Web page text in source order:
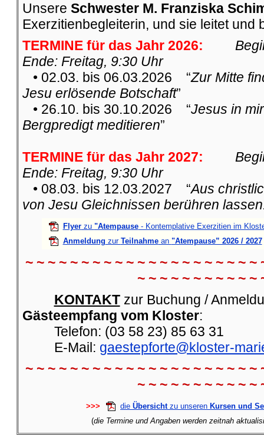
Unsere Schwester M. Franziska
Exerzitienbegleiterin, und sie leitet und
TERMINE für das Jahr 2026:
Ende: Freitag, 9:30 Uhr
• 02.03. bis 06.03.2026 “Zur Mitte
Jesu erlösende Botschaft”
• 26.10. bis 30.10.2026 “Jesus in
Bergpredigt meditieren”
TERMINE für das Jahr 2027:
Ende: Freitag, 9:30 Uhr
• 08.03. bis 12.03.2027 “Aus
von Jesu Gleichnissen berühren
Flyerzu "Atempause- Kontemplative Exerzitien im
Anmeldung zur Teilnahmean "Atempause” 2026 / 2027
~ ~ ~ ~ ~ ~ ~ ~ ~ ~ ~ ~ ~ ~ ~ ~ ~ ~ ~ ~ ~
~ ~ ~ ~ ~ ~ ~ ~ ~ ~ ~
KONTAKTzur Buchung /
Gästeempfang vom Kloster:
Telefon: (03 58 23) 85 63 31
E-Mail: gaestepforte@kloster-
~ ~ ~ ~ ~ ~ ~ ~ ~ ~ ~ ~ ~ ~ ~ ~ ~ ~ ~ ~ ~
~ ~ ~ ~ ~ ~ ~ ~ ~ ~ ~
>>> die Übersichtzu unseren Kursen und
(die Termine und Angaben werden zeitnah